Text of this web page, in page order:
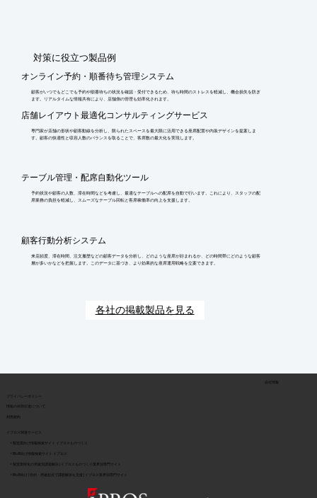
​対策に役立つ製品例
オンライン予約・順番待ち管理システム
顧客がいつでもどこでも予約や順番待ちの状況を確認・受付できるため、待ち時間のストレスを軽減し、機会損失を防ぎ
ます。リアルタイムな情報共有により、店舗側の管理も効率化されます。
店舗レイアウト最適化コンサルティングサービス
専門家が店舗の形状や顧客動線を分析し、限られたスペースを最大限に活用できる座席配置や内装デザインを提案しま
す。顧客の快適性と収容人数のバランスを取ることで、客席数の最大化を実現します。
テーブル管理・配席自動化ツール
予約状況や顧客の人数、滞在時間などを考慮し、最適なテーブルへの配席を自動で行います。これにより、スタッフの配
席業務の負担を軽減し、スムーズなテーブル回転と客席稼働率の向上を支援します。
顧客行動分析システム
来店頻度、滞在時間、注文履歴などの顧客データを分析し、どのような座席が好まれるか、どの時間帯にどのような顧客
層が多いかなどを把握します。このデータに基づき、より効果的な座席運用戦略を立案できます。
各社の掲載製品を見る
​情報の外部伝達について
会社情報
イプロス関連サービス
> 製造業向け情報検索サイト イプロスものづくり
> BtoB向け | 目的・用途起点で課題解決を支援 | イプロス業界別専門サイト
> BtoB向け情報検索サイト イプロス
> 製造業特化の用途別課題解決 | イプロスものづくり業界別専門サイト